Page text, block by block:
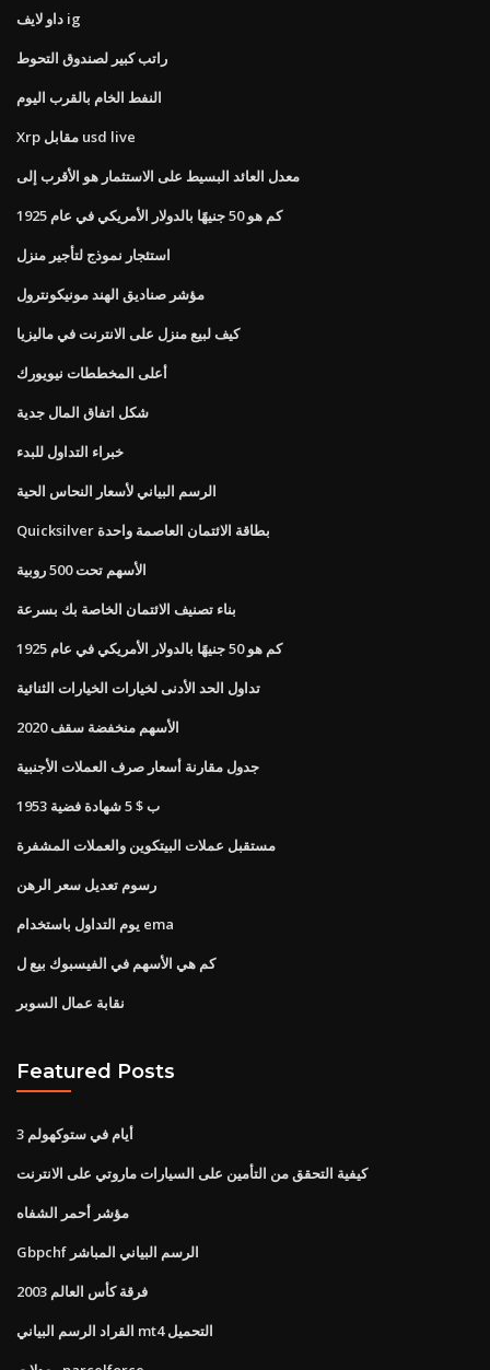
داو لايف ig
راتب كبير لصندوق التحوط
النفط الخام بالقرب اليوم
Xrp مقابل usd live
معدل العائد البسيط على الاستثمار هو الأقرب إلى
كم هو 50 جنيهًا بالدولار الأمريكي في عام 1925
استئجار نموذج لتأجير منزل
مؤشر صناديق الهند مونيكونترول
كيف لبيع منزل على الانترنت في ماليزيا
أعلى المخططات نيويورك
شكل اتفاق المال جدية
خبراء التداول للبدء
الرسم البياني لأسعار النحاس الحية
Quicksilver بطاقة الائتمان العاصمة واحدة
الأسهم تحت 500 روبية
بناء تصنيف الائتمان الخاصة بك بسرعة
كم هو 50 جنيهًا بالدولار الأمريكي في عام 1925
تداول الحد الأدنى لخيارات الخيارات الثنائية
الأسهم منخفضة سقف 2020
جدول مقارنة أسعار صرف العملات الأجنبية
1953 ب $ 5 شهادة فضية
مستقبل عملات البيتكوين والعملات المشفرة
رسوم تعديل سعر الرهن
يوم التداول باستخدام ema
كم هي الأسهم في الفيسبوك بيع ل
نقابة عمال السوبر
Featured Posts
3 أيام في ستوكهولم
كيفية التحقق من التأمين على السيارات ماروتي على الانترنت
مؤشر أحمر الشفاه
Gbpchf الرسم البياني المباشر
فرقة كأس العالم 2003
القراد الرسم البياني mt4 التحميل